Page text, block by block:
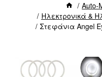
Auto-
Ηλεκτρονικά &
Στεφάνια Angel